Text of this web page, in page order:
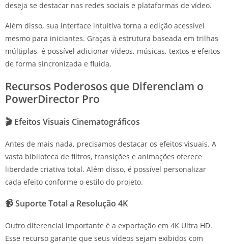
deseja se destacar nas redes sociais e plataformas de vídeo.
Além disso, sua interface intuitiva torna a edição acessível
mesmo para iniciantes. Graças à estrutura baseada em trilhas
múltiplas, é possível adicionar vídeos, músicas, textos e efeitos
de forma sincronizada e fluida.
Recursos Poderosos que Diferenciam o
PowerDirector Pro
🎬 Efeitos Visuais Cinematográficos
Antes de mais nada, precisamos destacar os efeitos visuais. A
vasta biblioteca de filtros, transições e animações oferece
liberdade criativa total. Além disso, é possível personalizar
cada efeito conforme o estilo do projeto.
📹 Suporte Total a Resolução 4K
Outro diferencial importante é a exportação em 4K Ultra HD.
Esse recurso garante que seus vídeos sejam exibidos com